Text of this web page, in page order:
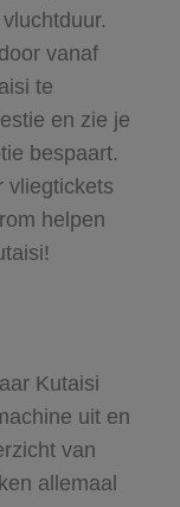
vanaf
te
en zie je
bespaart.
vliegtickets
helpen
Kutaisi
uit en
van
allemaal